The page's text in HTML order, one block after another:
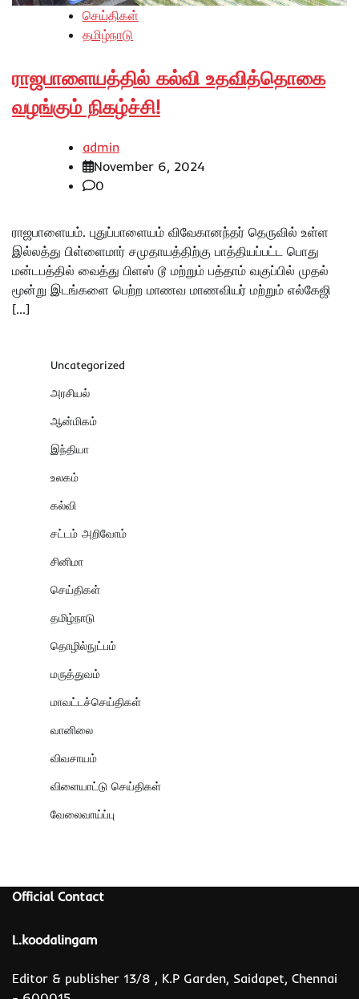
செய்திகள்
தமிழ்நாடு
ராஜபாளையத்தில் கல்வி உதவித்தொகை
வழங்கும் நிகழ்ச்சி!
admin
November 6, 2024
0
ராஜபாளையம். புதுப்பாளையம் விவேகானந்தர் தெருவில் உள்ள
இல்லத்து பிள்ளைமார் சமுதாயத்திற்கு பாத்தியப்பட்ட பொது
மன்டபத்தில் வைத்து பிளஸ் டூ மற்றும் பத்தாம் வகுப்பில் முதல்
மூன்று இடங்களை பெற்ற மாணவ மாணவியர் மற்றும் எல்கேஜி
[…]
Uncategorized
அரசியல்
ஆன்மிகம்
இந்தியா
உலகம்
கல்வி
சட்டம் அறிவோம்
சினிமா
செய்திகள்
தமிழ்நாடு
தொழில்நுட்பம்
மருத்துவம்
மாவட்டச்செய்திகள்
வானிலை
விவசாயம்
விளையாட்டு செய்திகள்
வேலைவாய்ப்பு
Official Contact
L.koodalingam
Editor & publisher 13/8 , K.P Garden, Saidapet, Chennai